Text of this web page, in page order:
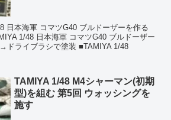
日本海軍 コマツG40 ブルドーザーを作る
1/48 日本海軍 コマツG40 ブルドーザー
ドライブラシで塗装 ■TAMIYA 1/48
TAMIYA 1/48 M4シャーマン(初期
型)を組む 第5回 ウォッシングを
施す